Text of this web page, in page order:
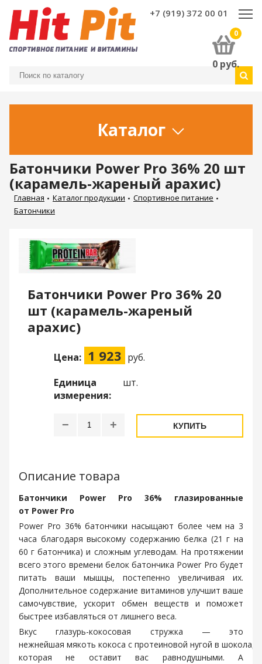
0
0 руб.
+7 (919) 372 00 01
Каталог
Батончики Power Pro 36% 20 шт
(карамель-жареный арахис)
Главная Каталог продукции
Спортивное питание
Батончики
Батончики Power Pro 36% 20
шт (карамель-жареный
арахис)
Цена: 1 923 руб.
Единица
измерения:
шт.
− + КУПИТЬ
Описание товара
Батончики Power Pro 36% глазированные
от Power Pro
Power Pro 36% батончики насыщают более чем на 3
часа благодаря высокому содержанию белка (21 г на
60 г батончика) и сложным углеводам. На протяжении
всего этого времени белок батончика Power Pro будет
питать ваши мышцы, постепенно увеличивая их.
Дополнительное содержание витаминов улучшит ваше
самочувствие, ускорит обмен веществ и поможет
быстрее избавляться от лишнего веса.
Вкус глазурь-кокосовая стружка — это
нежнейшая мякоть кокоса с протеиновой нугой в
которая не оставит вас равнодушными. А